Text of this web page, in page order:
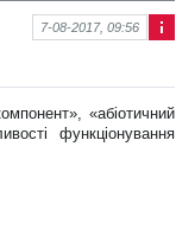
ма
про
нов
7-08-2017, 09:56
«абіотичний
функціонування